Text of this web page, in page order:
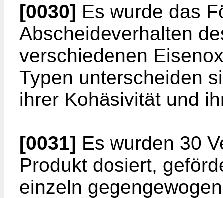
[0030] Es wurde das
Abscheideverhalten
verschiedenen
Typen unterscheiden
ihrer Kohäsivität und
[0031] Es wurden 30
Produkt dosiert,
einzeln